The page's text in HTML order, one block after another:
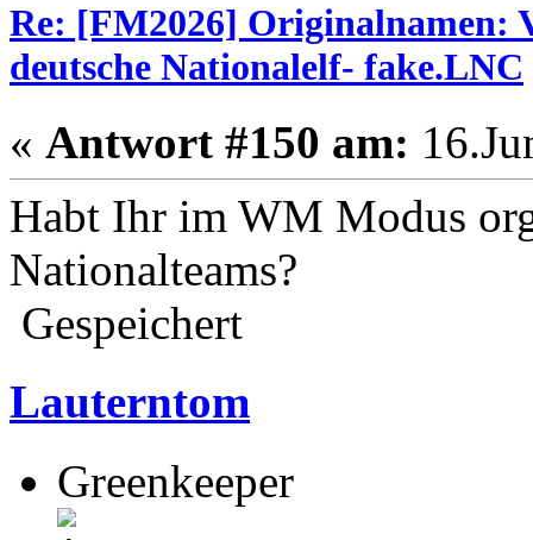
Re: [FM2026] Originalnamen:
deutsche Nationalelf- fake.LNC
« Antwort #150 am:
Habt Ihr im WM Modus
Nationalteams?
Gespeichert
Lauterntom
Greenkeeper